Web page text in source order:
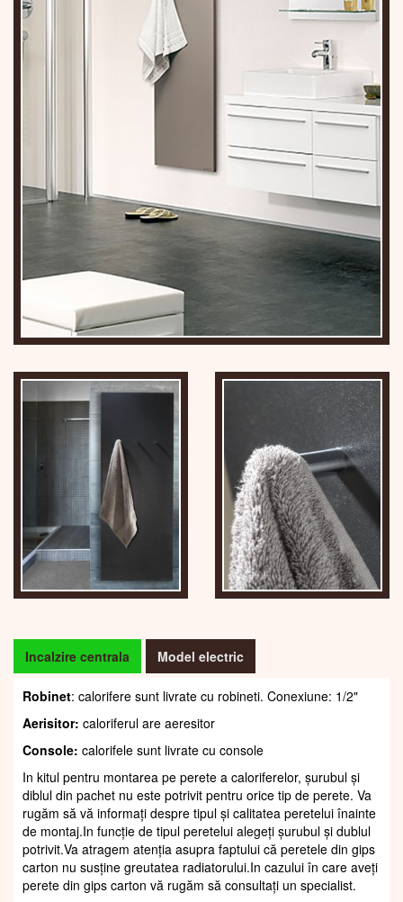
Incalzire centrala Model electric
Robinet: calorifere sunt livrate cu robineti. Conexiune: 1/2"
Aerisitor: caloriferul are aeresitor
Console: calorifele sunt livrate cu console
In kitul pentru montarea pe perete a caloriferelor, șurubul și
diblul din pachet nu este potrivit pentru orice tip de perete. Va
rugăm să vă informați despre tipul și calitatea peretelui înainte
de montaj.In funcție de tipul peretelui alegeți șurubul și dublul
potrivit.Va atragem atenția asupra faptului că peretele din gips
carton nu susține greutatea radiatorului.In cazului în care aveți
perete din gips carton vă rugăm să consultați un specialist.